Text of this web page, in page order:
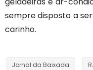
sempre disposto a
carinho.
Jornal da Baixada